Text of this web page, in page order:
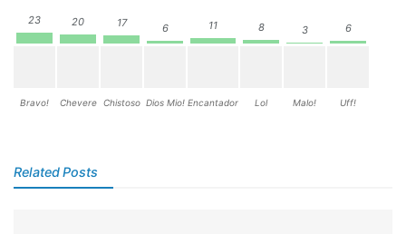
23
Bravo!
20
Chevere
17
Chistoso
6
Dios Mio!
11
Encantador
8
Lol
3
Malo!
6
Uff!
Related Posts